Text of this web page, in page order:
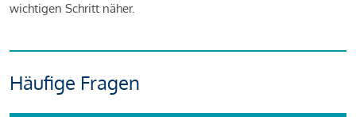
wichtigen Schritt näher.
Häufige Fragen